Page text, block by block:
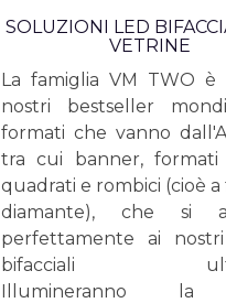
SOLUZIONI LED
VETRINE
La famiglia VM TWO è
nostri bestseller
formati che vanno
tra cui banner, formati
quadrati e rombici (cioè
diamante), che si
perfettamente ai
bifacciali
Illumineranno la